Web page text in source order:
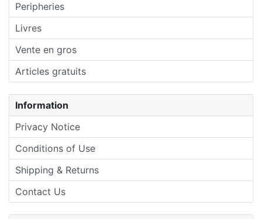
Peripheries
Livres
Vente en gros
Articles gratuits
Information
Privacy Notice
Conditions of Use
Shipping & Returns
Contact Us